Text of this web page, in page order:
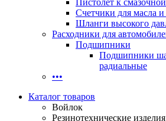
Пистолет к
Счетчики для масла и
Шланги высокого
Расходники для
Подшипники
Подшипники
радиальные
•••
Каталог товаров
Войлок
Резинотехнические